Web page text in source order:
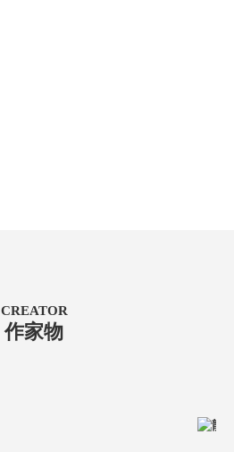
CREATOR
作家物